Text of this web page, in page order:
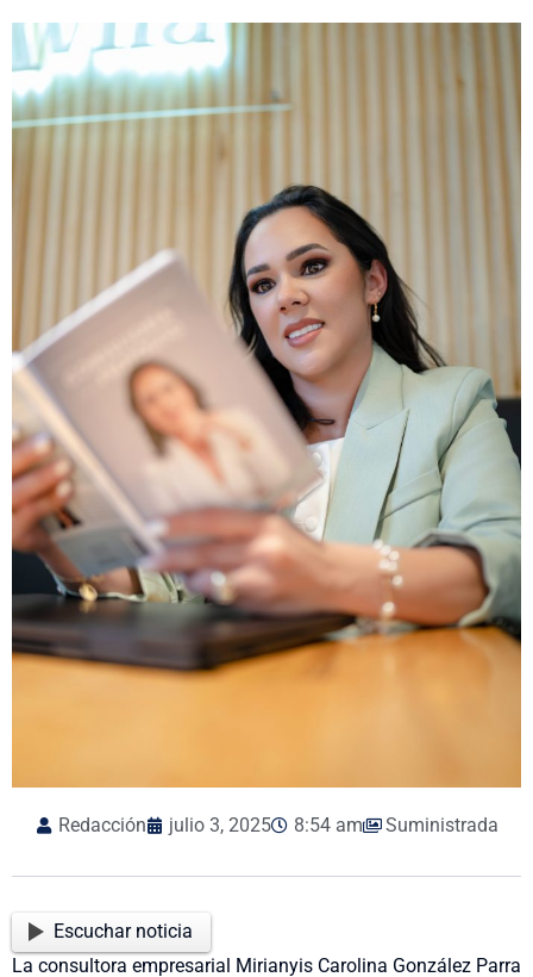
Redacción julio 3, 2025 8:54 am Suministrada
Escuchar noticia
La consultora empresarial Mirianyis Carolina González Parra